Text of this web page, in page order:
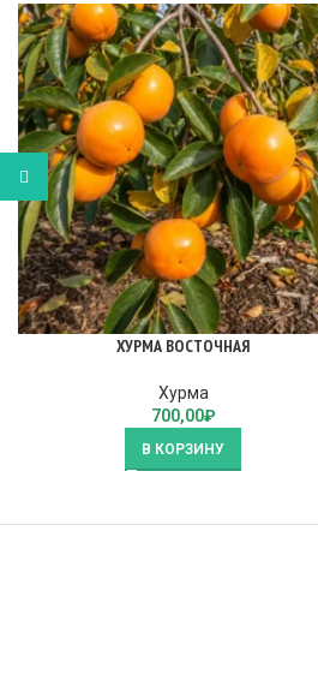
ХУРМА ВОСТОЧНАЯ
Хурма
700,00₽
В КОРЗИНУ
WhatsApp